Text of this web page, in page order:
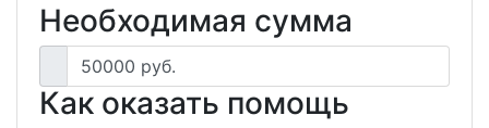
Необходимая сумма
50000 руб.
Как оказать помощь